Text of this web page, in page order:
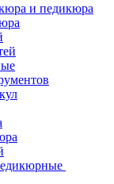
и педикюра